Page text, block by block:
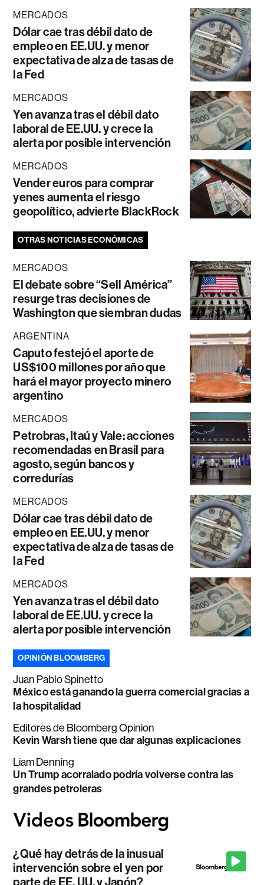
MERCADOS
Dólar cae tras débil dato de
empleo en EE.UU. y menor
expectativa de alza de tasas de
la Fed
MERCADOS
Yen avanza tras el débil dato
laboral de EE.UU. y crece la
alerta por posible intervención
MERCADOS
Vender euros para comprar
yenes aumenta el riesgo
geopolítico, advierte BlackRock
OTRAS NOTICIAS ECONÓMICAS
MERCADOS
El debate sobre “Sell América”
resurge tras decisiones de
Washington que siembran dudas
ARGENTINA
Caputo festejó el aporte de
US$100 millones por año que
hará el mayor proyecto minero
argentino
MERCADOS
Petrobras, Itaú y Vale: acciones
recomendadas en Brasil para
agosto, según bancos y
corredurías
MERCADOS
Dólar cae tras débil dato de
empleo en EE.UU. y menor
expectativa de alza de tasas de
la Fed
MERCADOS
Yen avanza tras el débil dato
laboral de EE.UU. y crece la
alerta por posible intervención
OPINIÓN BLOOMBERG
Juan Pablo Spinetto
México está ganando la guerra comercial gracias a
la hospitalidad
Editores de Bloomberg Opinion
Kevin Warsh tiene que dar algunas explicaciones
Liam Denning
Un Trump acorralado podría volverse contra las
grandes petroleras
¿Qué hay detrás de la inusual
intervención sobre el yen por
parte de EE. UU. y Japón?